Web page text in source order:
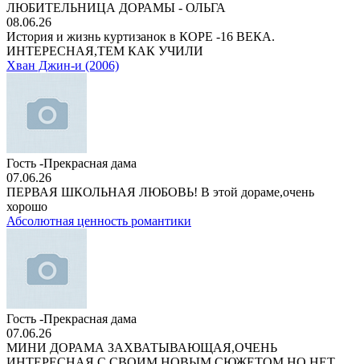
ЛЮБИТЕЛЬНИЦА ДОРАМЫ - ОЛЬГА
08.06.26
История и жизнь куртизанок в КОРЕ -16 ВЕКА.
ИНТЕРЕСНАЯ,ТЕМ КАК УЧИЛИ
Хван Джин-и (2006)
Гость -Прекрасная дама
07.06.26
ПЕРВАЯ ШКОЛЬНАЯ ЛЮБОВЬ! В этой дораме,очень
хорошо
Абсолютная ценность романтики
Гость -Прекрасная дама
07.06.26
МИНИ ДОРАМА ЗАХВАТЫВАЮЩАЯ,ОЧЕНЬ